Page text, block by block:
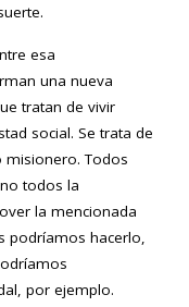
esa
una nueva
tratan de vivir
social. Se trata de
misionero. Todos
todos la
la mencionada
podríamos hacerlo,
por ejemplo.